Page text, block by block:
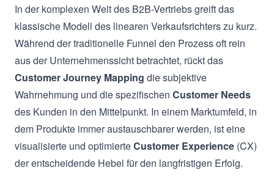
In der komplexen Welt des B2B-Vertriebs greift das
klassische Modell des linearen Verkaufsrichters zu kurz.
Während der traditionelle Funnel den Prozess oft rein
aus der Unternehmenssicht betrachtet, rückt das
Customer Journey Mapping die subjektive
Wahrnehmung und die spezifischen Customer Needs
des Kunden in den Mittelpunkt. In einem Marktumfeld, in
dem Produkte immer austauschbarer werden, ist eine
visualisierte und optimierteCustomer Experience (CX)
der entscheidende Hebel für den langfristigen Erfolg.